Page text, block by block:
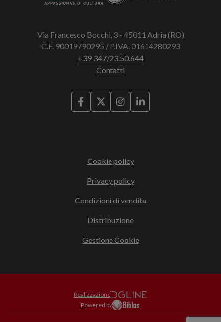
Via Francesco Bocchi, 3 - 45011 Adria (RO)
C.F. 90019790295 / P.IVA. 01614280293
+39 347/23.50.644
Contatti
Cookie policy
Privacy policy
Condizioni di vendita
Distribuzione
Gestione Cookie
Realizzazione
Powered by